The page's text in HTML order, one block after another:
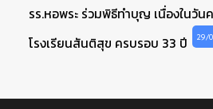
รร.หอพระ ร่วมพิธีทำบุญ เนื่องในวัน
โรงเรียนสันติสุข ครบรอบ 33 ปี
29/